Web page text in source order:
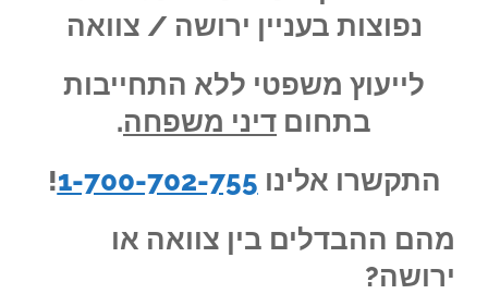
נפוצות בעניין ירושה / צוואה
לייעוץ משפטי ללא התחייבות
בתחום דיני משפחה.
התקשרו אלינו 1-700-702-755
!
מהם ההבדלים בין צוואה או
ירושה?